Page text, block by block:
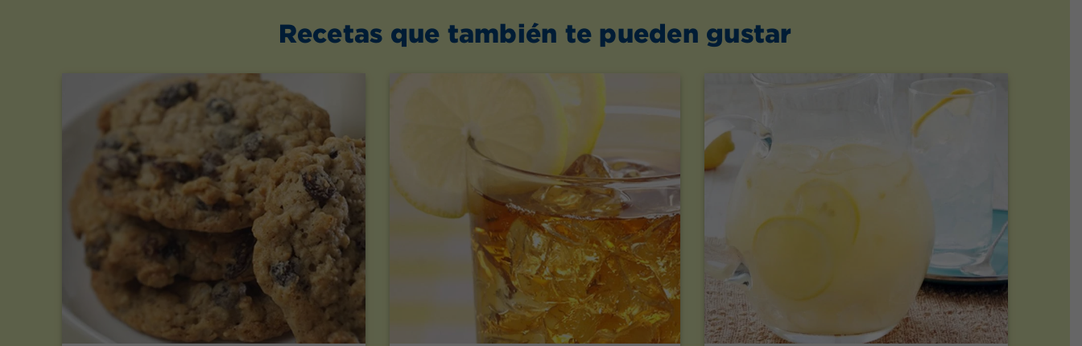
Recetas que también te pueden gustar